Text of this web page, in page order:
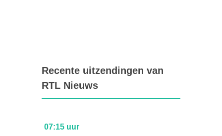
Recente uitzendingen van
RTL Nieuws
07:15 uur